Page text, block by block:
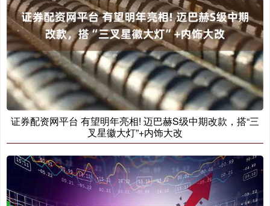
证券配资网平台 有望明年亮相! 迈巴赫S级中期改款，搭“三
叉星徽大灯”+内饰大改